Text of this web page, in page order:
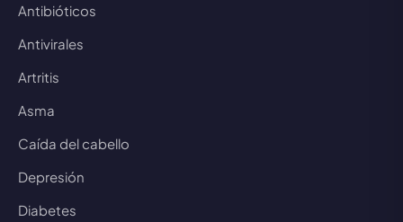
Antibióticos
Antivirales
Artritis
Asma
Caída del cabello
Depresión
Diabetes